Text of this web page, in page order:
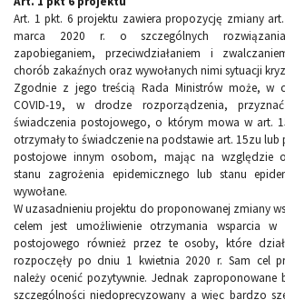
Art. 1 pkt. 6 projektu zawiera propozycję zmiany
marca 2020 r. o szczególnych
zapobieganiem, przeciwdziałaniem i
chorób zakaźnych oraz wywołanych nimi sytuacji
Zgodnie z jego treścią Rada Ministrów może, w
COVID-19, w drodze rozporządzenia,
świadczenia postojowego, o którym mowa w art.
otrzymały to świadczenie na podstawie art. 15zu lub
postojowe innym osobom, mając na względzie
stanu zagrożenia epidemicznego lub stanu
wywołane.
W uzasadnieniu projektu do proponowanej zmiany
celem jest umożliwienie otrzymania wsparcia w
postojowego również przez te osoby, które
rozpoczęły po dniu 1 kwietnia 2020 r. Sam cel
należy ocenić pozytywnie. Jednak zaproponowane
szczególności niedoprecyzowany a więc bardzo